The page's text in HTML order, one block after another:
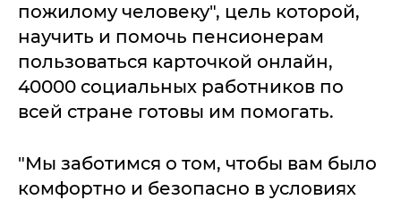
пожилому человеку", цель которой,
научить и помочь пенсионерам
пользоваться карточкой онлайн,
40000 социальных работников по
всей стране готовы им помогать.
"Мы заботимся о том, чтобы вам было
комфортно и безопасно в условиях